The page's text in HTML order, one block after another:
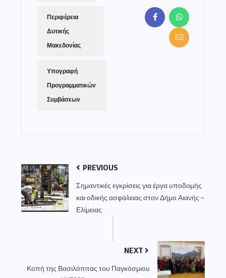
Περιφέρεια
Δυτικής
Μακεδονίας
Υπογραφή
Προγραμματικών
Συμβάσεων
PREVIOUS
Σημαντικές εγκρίσεις για έργα υποδομής
και οδικής ασφάλειας στον Δήμο Αιανής –
Ελίμειας
NEXT
Κοπή της Βασιλόπιτας του Παγκόσμιου